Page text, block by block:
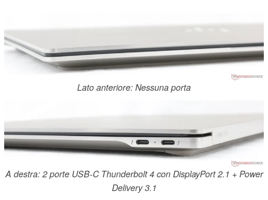
Lato anteriore: Nessuna porta
A destra: 2 porte USB-C Thunderbolt 4 con DisplayPort 2.1 + Power
Delivery 3.1